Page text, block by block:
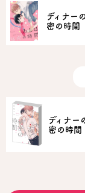
ディナー
密の時間
ディナー
密の時間